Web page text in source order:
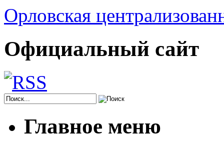
Орловская
Официальный сайт
Главное меню